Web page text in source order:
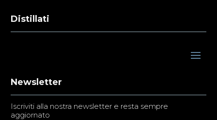
Distillati
Newsletter
Iscriviti alla nostra newsletter e resta sempre
aggiornato